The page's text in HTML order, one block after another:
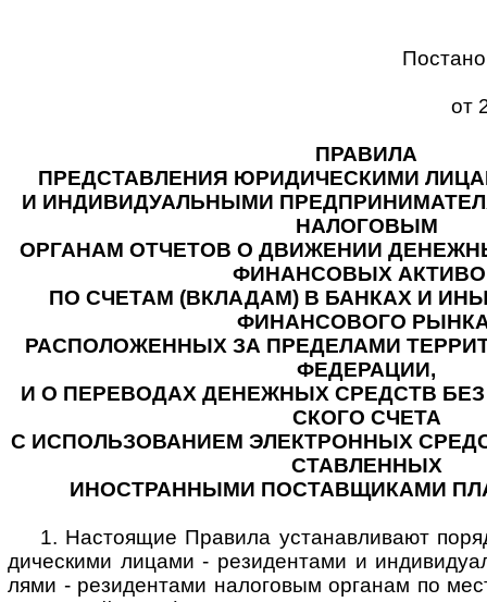
от
ПРАВИЛА
ПРЕДСТАВЛЕНИЯ ЮРИДИЧЕСКИМИ
И ИНДИВИДУАЛЬНЫМИ
НАЛО­ГО­ВЫМ
ОРГАНАМ ОТЧЕТОВ О ДВИЖЕНИИ
ФИНАН­СО­ВЫХ
ПО СЧЕТАМ (ВКЛАДАМ) В БАНКАХ И
ФИНАН­СО­ВОГО
РАСПОЛОЖЕННЫХ ЗА ПРЕДЕЛАМИ
ФЕДЕ­РА­ЦИИ,
И О ПЕРЕВОДАХ ДЕНЕЖНЫХ СРЕДСТВ
СКОГО СЧЕТА
С ИСПОЛЬЗОВАНИЕМ ЭЛЕКТРОННЫХ
СТАВ­ЛЕН­НЫХ
ИНОСТРАННЫМИ ПОСТАВЩИКАМИ
1. Настоящие Правила устанавливают
дичес­кими лицами - рези­ден­тами и
лями - рези­ден­тами нало­говым орга­нам по